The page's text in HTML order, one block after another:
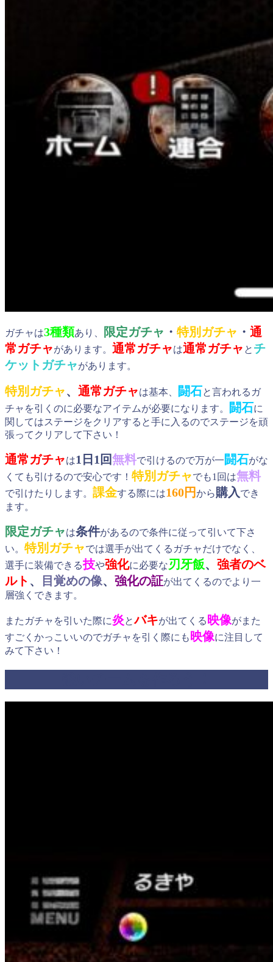
ガチャは3種類あり、 限定ガチャ ・ 特別ガチャ ・ 通
常ガチャがあります。 通常ガチャは通常ガチャ と チ
ケットガチャがあります。
特別ガチャ、 通常ガチャは基本、 闘石と言われるガ
チャを引くのに必要なアイテムが必要になります。
闘石に
関してはステージをクリアすると手に入るのでステージを頑
張ってクリアして下さい！
通常ガチャは1日1回無料で引けるので万が一 闘石がな
くても引けるので安心です！ 特別ガチャでも1回は無料
で引けたりします。 課金する際には160円から購入 でき
ます。
限定ガチャは条件があるので条件に従って引いて下さ
い。 特別ガチャでは選手が出てくるガチャだけでなく、
選手に装備できる技や強化に必要な刃牙飯、 強者のベ
ルト 、 目覚めの像、 強化の証が出てくるのでより一
層強くできます。
またガチャを引いた際に炎とバキが出てくる 映像がまた
すごくかっこいいのでガチャを引く際にも 映像に注目して
みて下さい！